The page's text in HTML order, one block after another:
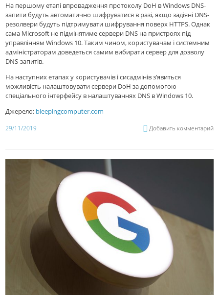
На першому етапі впровадження протоколу DoH в Windows DNS-
запити будуть автоматично шифруватися в разі, якщо задіяні DNS-
резолвери будуть підтримувати шифрування поверх HTTPS. Однак
сама Microsoft не підмінятиме сервери DNS на пристроях під
управлінням Windows 10. Таким чином, користувачам і системним
адміністраторам доведеться самим вибирати сервер для дозволу
DNS-запитів.
На наступних етапах у користувачів і сисадмінів з’явиться
можливість налаштовувати сервери DoH за допомогою
спеціального інтерфейсу в налаштуваннях DNS в Windows 10.
Джерело: bleepingcomputer.com
29/11/2019 Добавить комментарий